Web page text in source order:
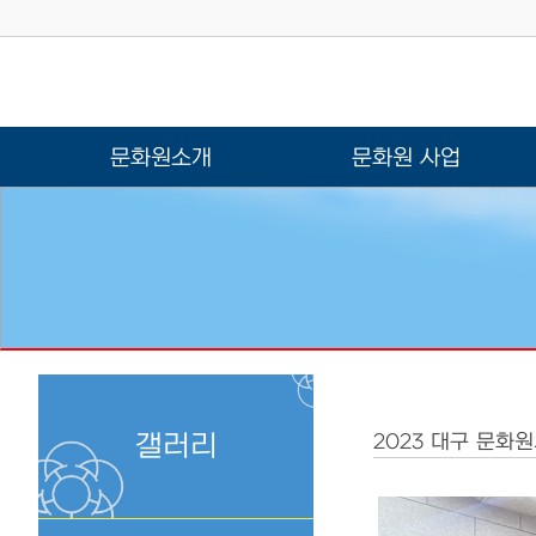
문화원소개 문화원 사업
갤러리 2023 대구 문화